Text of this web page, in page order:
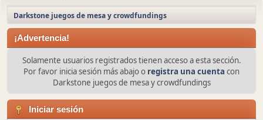
Darkstone juegos de mesa y crowdfundings
¡Advertencia!
Solamente usuarios registrados tienen acceso a esta sección.
Por favor inicia sesión más abajo o registra una cuenta con
Darkstone juegos de mesa y crowdfundings
Iniciar sesión